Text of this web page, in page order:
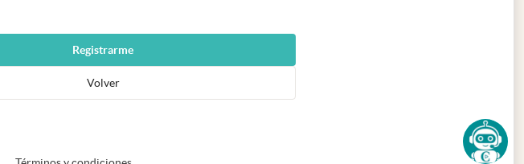
Registrarme
Volver